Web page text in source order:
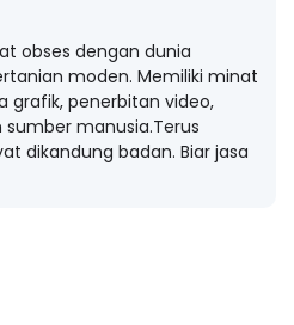
obses dengan dunia
moden. Memiliki minat
grafik, penerbitan video,
manusia.Terus
dikandung badan. Biar jasa